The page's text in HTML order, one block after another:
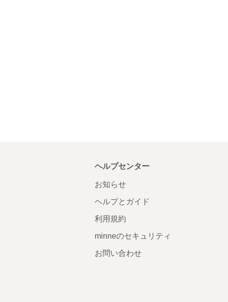
ヘルプセンター
お知らせ
ヘルプとガイド
利用規約
minneのセキュリティ
お問い合わせ